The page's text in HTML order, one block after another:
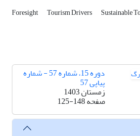
Foresight Tourism Drivers Sustainable
دوره 15، شماره 57 - شماره
پیاپی 57
زمستان 1403
صفحه125-148